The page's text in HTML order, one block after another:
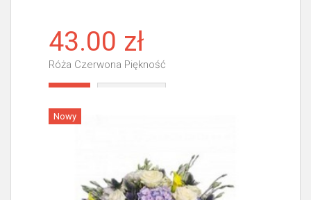
43.00 zł
Róża Czerwona Piękność
Nowy